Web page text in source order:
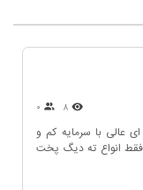
8
عالی با سرمایه کم و
فقط انواع ته دیگ پخت